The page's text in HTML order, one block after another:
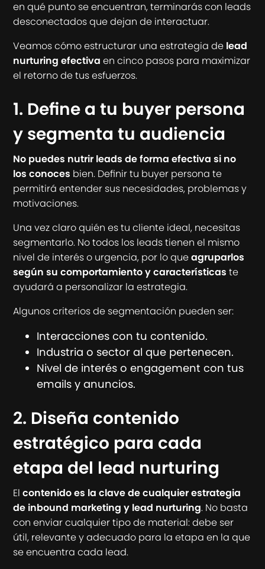
en qué punto se encuentran, terminarás con leads
desconectados que dejan de interactuar.
Veamos cómo estructurar una estrategia de lead
nurturing efectiva en cinco pasos para maximizar
el retorno de tus esfuerzos.
1. Define a tu buyer persona
y segmenta tu audiencia
No puedes nutrir leads de forma efectiva si no
los conoces bien. Definir tu buyer persona te
permitirá entender sus necesidades, problemas y
motivaciones.
Una vez claro quién es tu cliente ideal, necesitas
segmentarlo. No todos los leads tienen el mismo
nivel de interés o urgencia, por lo queagruparlos
según su comportamiento y características te
ayudará a personalizar la estrategia.
Algunos criterios de segmentación pueden ser:
Interacciones con tu contenido.
Industria o sector al que pertenecen.
Nivel de interés o engagement con tus
emails y anuncios.
2. Diseña contenido
estratégico para cada
etapa del lead nurturing
Elcontenido es la clave de cualquier estrategia
de inbound marketing y lead nurturing. No basta
con enviar cualquier tipo de material: debe ser
útil, relevante y adecuado para la etapa en la que
se encuentra cada lead.